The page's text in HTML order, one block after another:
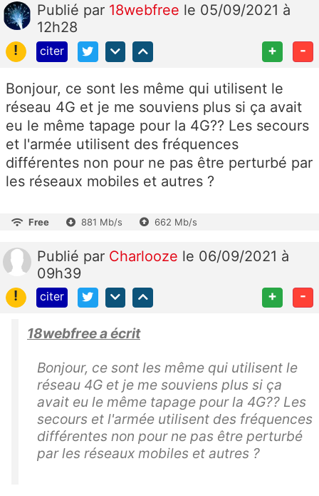
Publié par 18webfree le 05/09/2021 à
12h28
!
citer + -
Bonjour, ce sont les même qui utilisent le
réseau 4G et je me souviens plus si ça avait
eu le même tapage pour la 4G?? Les secours
et l'armée utilisent des fréquences
différentes non pour ne pas être perturbé par
les réseaux mobiles et autres ?
Free 881 Mb/s 662 Mb/s
Publié par Charlooze le 06/09/2021 à
09h39
!
citer + -
18webfree a écrit
Bonjour, ce sont les même qui utilisent le
réseau 4G et je me souviens plus si ça
avait eu le même tapage pour la 4G?? Les
secours et l'armée utilisent des fréquences
différentes non pour ne pas être perturbé
par les réseaux mobiles et autres ?